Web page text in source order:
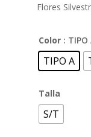
Flores
Color : TIPO
TIPO A
Talla
S/T